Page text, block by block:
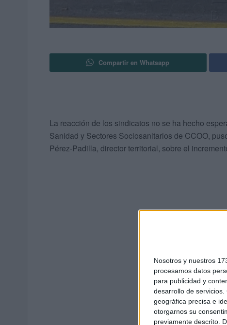
Nosotros y nuestros
procesamos datos
para publicidad y
desarrollo de servicios.
geográfica precisa e
otorgarnos su
previamente descrito.
Compartir en Whatsapp
La reacción de los sindicatos no se ha hecho
Sanidad y Sectores Sociosanitarios de CCOO,
Pérez-Padilla, director territorial, sobre el